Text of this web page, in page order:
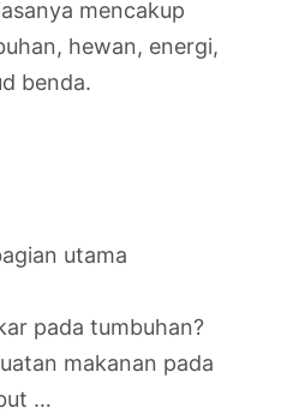
mencakup
hewan, energi,
benda.
utama
pada tumbuhan?
makanan pada
…